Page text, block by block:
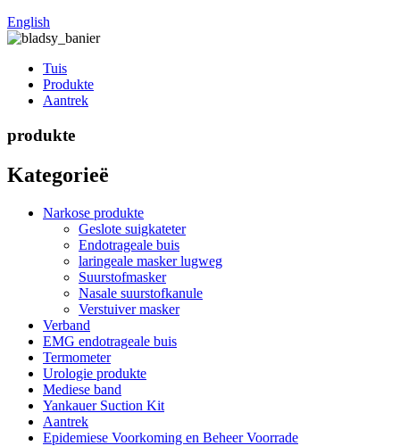
English
Tuis
Produkte
Aantrek
produkte
Kategorieë
Narkose produkte
Geslote suigkateter
Endotrageale buis
laringeale masker lugweg
Suurstofmasker
Nasale suurstofkanule
Verstuiver masker
Verband
EMG endotrageale buis
Termometer
Urologie produkte
Mediese band
Yankauer Suction Kit
Aantrek
Epidemiese Voorkoming en Beheer Voorrade